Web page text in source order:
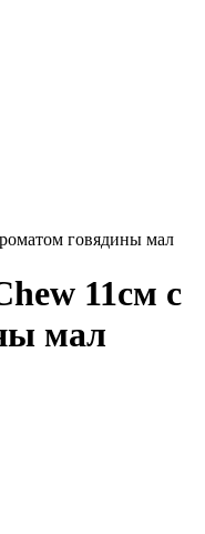
говядины мал
11см с
мал